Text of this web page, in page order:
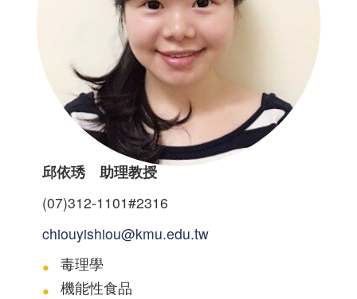
邱依琇 助理教授
(07)312-1101#2316
chiouyishiou@kmu.edu.tw
毒理學
機能性食品